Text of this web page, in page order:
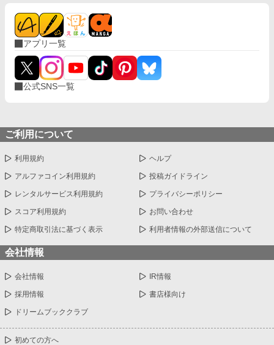
アプリ一覧
公式SNS一覧
ご利用について
利用規約 ヘルプ
アルファコイン利用規約 投稿ガイドライン
レンタルサービス利用規約 プライバシーポリシー
スコア利用規約 お問い合わせ
特定商取引法に基づく表示 利用者情報の外部送信について
会社情報
会社情報 IR情報
採用情報 書店様向け
ドリームブッククラブ
初めての方へ